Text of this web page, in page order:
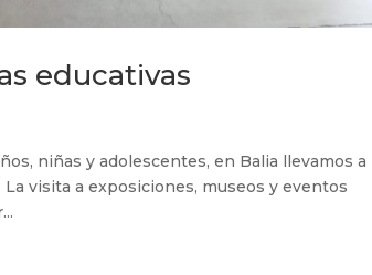
educativas
niñas y adolescentes, en Balia llevamos a
visita a exposiciones, museos y eventos